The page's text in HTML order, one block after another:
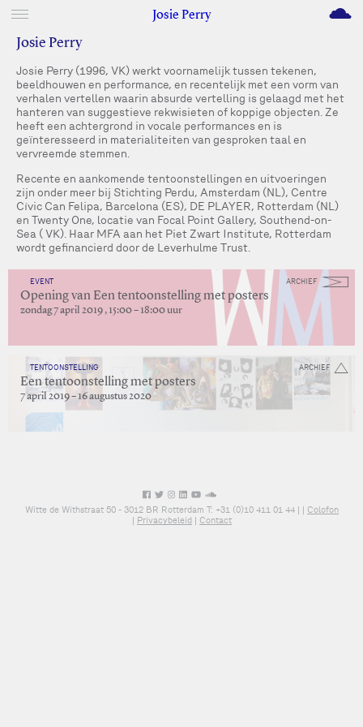
Josie Perry M
Josie Perry
Josie Perry (1996, VK) werkt voornamelijk tussen tekenen,
beeldhouwen en performance, en recentelijk met een vorm van
verhalen vertellen waarin absurde vertelling is gelaagd met het
hanteren van suggestieve rekwisieten of koppige objecten. Ze
heeft een achtergrond in vocale performances en is
geïnteresseerd in materialiteiten van gesproken taal en
vervreemde stemmen.
Recente en aankomende tentoonstellingen en uitvoeringen
zijn onder meer bij Stichting Perdu, Amsterdam (NL), Centre
Cívic Can Felipa, Barcelona (ES), DE PLAYER, Rotterdam (NL)
en Twenty One, locatie van Focal Point Gallery, Southend-on-
Sea ( VK). Haar MFA aan het Piet Zwart Institute, Rotterdam
wordt gefinancierd door de Leverhulme Trust.
ARCHIEF
EVENT
Opening van Een tentoonstelling met posters
zondag 7 april 2019 , 15:00 – 18:00 uur
ARCHIEF
TENTOONSTELLING
Een tentoonstelling met posters
7 april 2019 – 16 augustus 2020
Witte de Withstraat 50 - 3012 BR Rotterdam T: +31 (0)10 411 01 44 | | Colofon
| Privacybeleid| Contact